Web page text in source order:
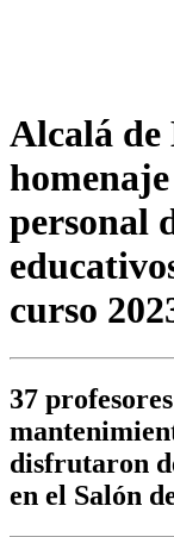
Alcalá de
personal
curso
37
disfrutaron
en el Salón